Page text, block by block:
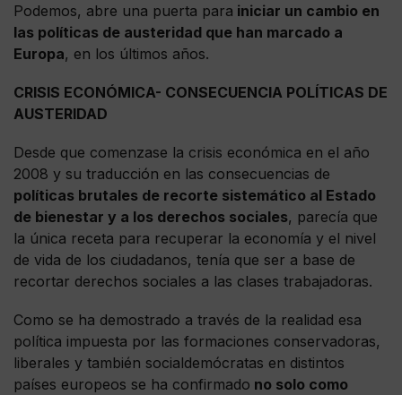
Podemos, abre una puerta para iniciar un cambio en
las políticas de austeridad que han marcado a
Europa, en los últimos años.
CRISIS ECONÓMICA- CONSECUENCIA POLÍTICAS DE
AUSTERIDAD
Desde que comenzase la crisis económica en el año
2008 y su traducción en las consecuencias de
políticas brutales de recorte sistemático al Estado
de bienestar y a los derechos sociales, parecía que
la única receta para recuperar la economía y el nivel
de vida de los ciudadanos, tenía que ser a base de
recortar derechos sociales a las clases trabajadoras.
Como se ha demostrado a través de la realidad esa
política impuesta por las formaciones conservadoras,
liberales y también socialdemócratas en distintos
países europeos se ha confirmado no solo como